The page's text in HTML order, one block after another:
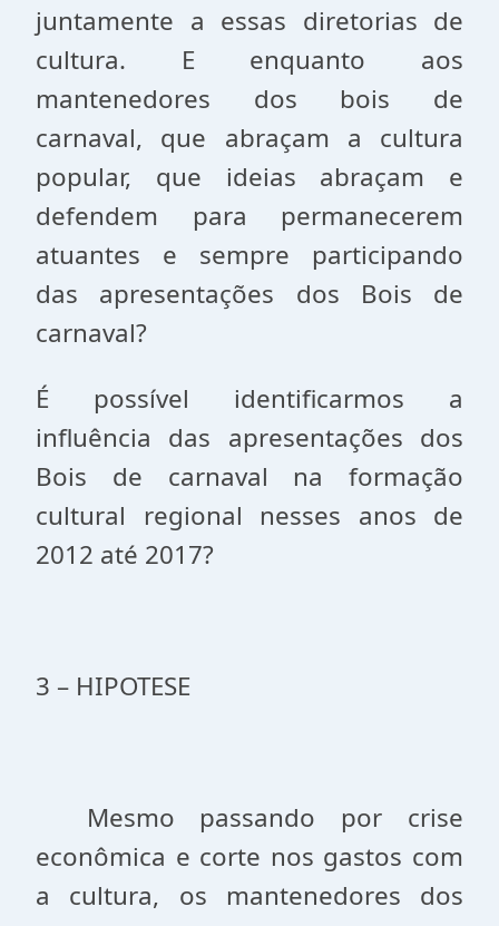
juntamente a essas diretorias de
cultura. E enquanto aos
mantenedores dos bois de
carnaval, que abraçam a cultura
popular, que ideias abraçam e
defendem para permanecerem
atuantes e sempre participando
das apresentações dos Bois de
carnaval?
É possível identificarmos a
influência das apresentações dos
Bois de carnaval na formação
cultural regional nesses anos de
2012 até 2017?
3 – HIPOTESE
Mesmo passando por crise
econômica e corte nos gastos com
a cultura, os mantenedores dos